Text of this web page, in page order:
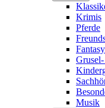
Krimis
Pferde
Fantasy
Musik